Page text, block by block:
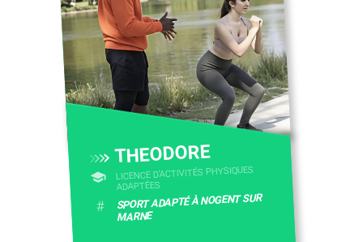
THEODORE
LICENCE D’ACTIVITÉS PHYSIQUES
ADAPTÉES
# SPORT ADAPTÉ À NOGENT SUR
MARNE